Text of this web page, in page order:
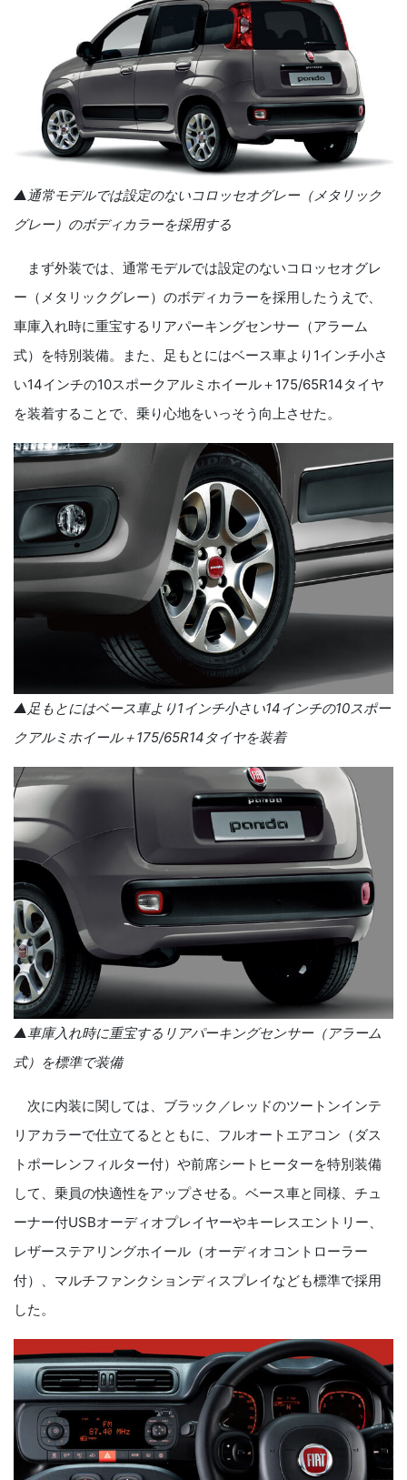
▲通常モデルでは設定のないコロッセオグレー（メタリック
グレー）のボディカラーを採用する
まず外装では、通常モデルでは設定のないコロッセオグレ
ー（メタリックグレー）のボディカラーを採用したうえで、
車庫入れ時に重宝するリアパーキングセンサー（アラーム
式）を特別装備。また、足もとにはベース車より 1インチ小さ
い14インチの10スポークアルミホイール＋ 175/65R14タイヤ
を装着することで、乗り心地をいっそう向上させた。
▲足もとにはベース車より1インチ小さい14インチの10スポー
クアルミホイール＋175/65R14 タイヤを装着
▲車庫入れ時に重宝するリアパーキングセンサー（アラーム
式）を標準で装備
次に内装に関しては、ブラック／レッドのツートンインテ
リアカラーで仕立てるとともに、フルオートエアコン（ダス
トポーレンフィルター付）や前席シートヒーターを特別装備
して、乗員の快適性をアップさせる。ベース車と同様、チュ
ーナー付USBオーディオプレイヤーやキーレスエントリー、
レザーステアリングホイール（オーディオコントローラー
付）、マルチファンクションディスプレイなども標準で採用
した。